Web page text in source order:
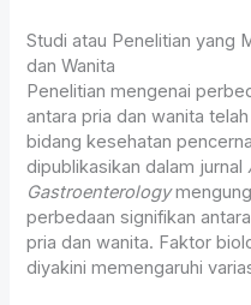
Studi atau Penelitian yang
dan Wanita
Penelitian mengenai
antara pria dan wanita
bidang kesehatan
dipublikasikan dalam jurnal
Gastroenterology
perbedaan signifikan
pria dan wanita. Faktor
diyakini memengaruhi